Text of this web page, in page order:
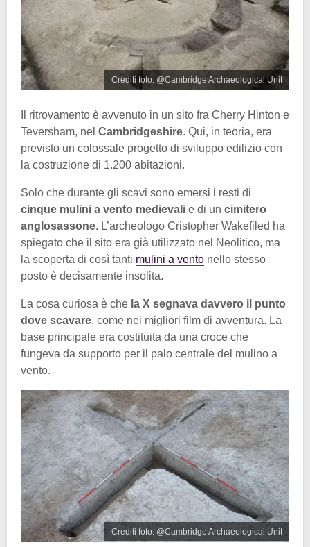
Crediti foto: @Cambridge Archaeological Unit
Il ritrovamento è avvenuto in un sito fra Cherry Hinton e
Teversham, nel Cambridgeshire. Qui, in teoria, era
previsto un colossale progetto di sviluppo edilizio con
la costruzione di 1.200 abitazioni.
Solo che durante gli scavi sono emersi i resti di
cinque mulini a vento medievali e di un cimitero
anglosassone. L’archeologo Cristopher Wakefiled ha
spiegato che il sito era già utilizzato nel Neolitico, ma
la scoperta di così tanti mulini a vento nello stesso
posto è decisamente insolita.
La cosa curiosa è che la X segnava davvero il punto
dove scavare, come nei migliori film di avventura. La
base principale era costituita da una croce che
fungeva da supporto per il palo centrale del mulino a
vento.
Crediti foto: @Cambridge Archaeological Unit